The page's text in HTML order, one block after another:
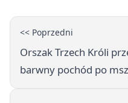
<< Poprzedni
Orszak Trzech Króli
barwny pochód po